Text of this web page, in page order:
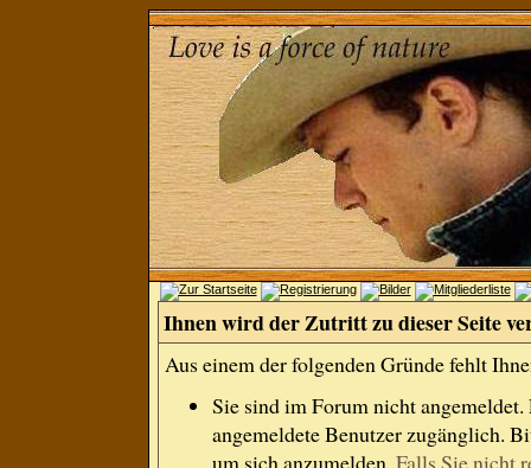
Ihnen wird der Zutritt zu dieser Seite
Aus einem der folgenden Gründe fehlt
Sie sind im Forum nicht
angemeldete Benutzer zugänglich.
um sich anzumelden. Falls Sie nicht